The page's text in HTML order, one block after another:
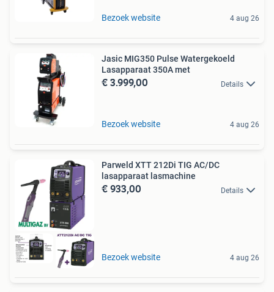
Bezoek website 4 aug 26
Jasic MIG350 Pulse Watergekoeld
Lasapparaat 350A met
€ 3.999,00 Details
Bezoek website 4 aug 26
Parweld XTT 212Di TIG AC/DC
lasapparaat lasmachine
€ 933,00 Details
Bezoek website 4 aug 26